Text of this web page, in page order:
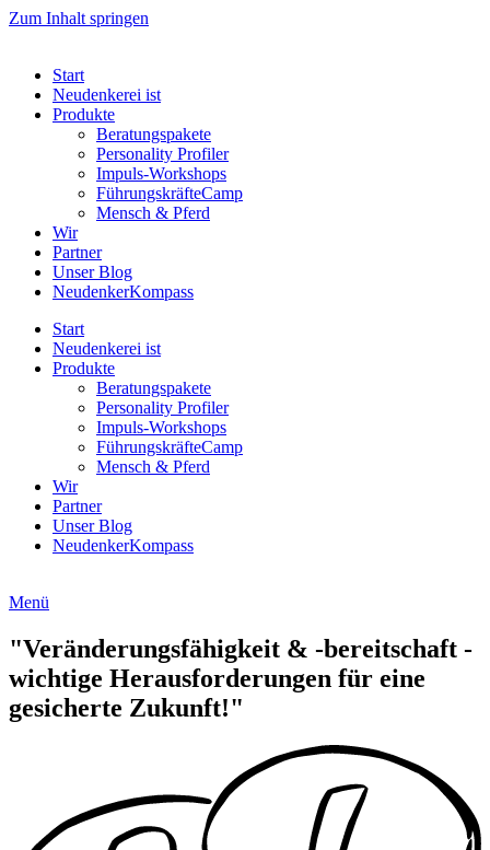
Zum Inhalt springen
Start
Neudenkerei ist
Produkte
Beratungspakete
Personality Profiler
Impuls-Workshops
FührungskräfteCamp
Mensch & Pferd
Wir
Partner
Unser Blog
NeudenkerKompass
Start
Neudenkerei ist
Produkte
Beratungspakete
Personality Profiler
Impuls-Workshops
FührungskräfteCamp
Mensch & Pferd
Wir
Partner
Unser Blog
NeudenkerKompass
Menü
"Veränderungsfähigkeit & -bereitschaft -
wichtige Herausforderungen für eine
gesicherte Zukunft!"